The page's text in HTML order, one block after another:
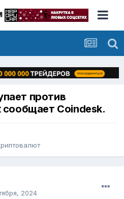
против
Coindesk.
2024